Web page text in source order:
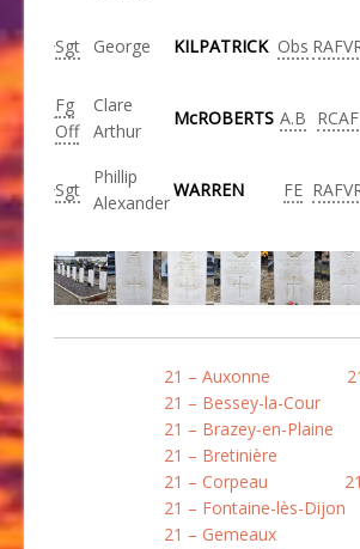
Sgt George KILPATRICK Obs
Fg
Off
Clare
Arthur
McROBERTS A.B RCAF
Sgt
Phillip
Alexander
WARREN FE
21 – Auxonne
21 – Bessey-la-Cour
21 – Brazey-en-Plaine
21 – Bretinière
21 – Corpeau
21 – Fontaine-lès-Dijon
21 – Gemeaux